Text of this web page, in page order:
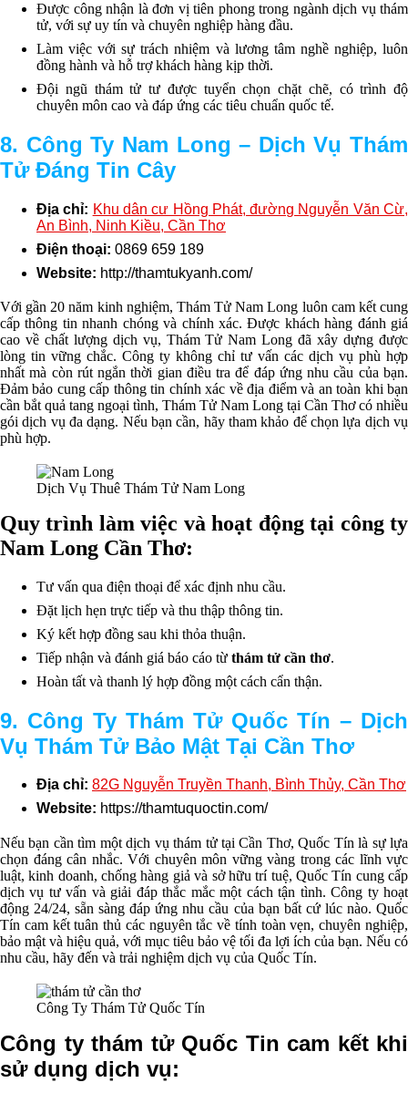
Được công nhận là đơn vị tiên phong trong ngành dịch vụ thám
tử, với sự uy tín và chuyên nghiệp hàng đầu.
Làm việc với sự trách nhiệm và lương tâm nghề nghiệp, luôn
đồng hành và hỗ trợ khách hàng kịp thời.
Đội ngũ thám tử tư được tuyển chọn chặt chẽ, có trình độ
chuyên môn cao và đáp ứng các tiêu chuẩn quốc tế.
8. Công Ty Nam Long – Dịch Vụ Thám
Tử Đáng Tin Cây
Địa chỉ: Khu dân cư Hồng Phát, đường Nguyễn Văn Cừ,
An Bình, Ninh Kiều, Cần Thơ
Điện thoại: 0869 659 189
Website: http://thamtukyanh.com/
Với gần 20 năm kinh nghiệm, Thám Tử Nam Long luôn cam kết cung
cấp thông tin nhanh chóng và chính xác. Được khách hàng đánh giá
cao về chất lượng dịch vụ, Thám Tử Nam Long đã xây dựng được
lòng tin vững chắc. Công ty không chỉ tư vấn các dịch vụ phù hợp
nhất mà còn rút ngắn thời gian điều tra để đáp ứng nhu cầu của bạn.
Đảm bảo cung cấp thông tin chính xác về địa điểm và an toàn khi bạn
cần bắt quả tang ngoại tình, Thám Tử Nam Long tại Cần Thơ có nhiều
gói dịch vụ đa dạng. Nếu bạn cần, hãy tham khảo để chọn lựa dịch vụ
phù hợp.
Dịch Vụ Thuê Thám Tử Nam Long
Quy trình làm việc và hoạt động tại công ty
Nam Long Cần Thơ:
Tư vấn qua điện thoại để xác định nhu cầu.
Đặt lịch hẹn trực tiếp và thu thập thông tin.
Ký kết hợp đồng sau khi thỏa thuận.
Tiếp nhận và đánh giá báo cáo từ thám tử cần thơ.
Hoàn tất và thanh lý hợp đồng một cách cẩn thận.
9. Công Ty Thám Tử Quốc Tín – Dịch
Vụ Thám Tử Bảo Mật Tại Cần Thơ
Địa chỉ: 82G Nguyễn Truyền Thanh, Bình Thủy, Cần Thơ
Website: https://thamtuquoctin.com/
Nếu bạn cần tìm một dịch vụ thám tử tại Cần Thơ, Quốc Tín là sự lựa
chọn đáng cân nhắc. Với chuyên môn vững vàng trong các lĩnh vực
luật, kinh doanh, chống hàng giả và sở hữu trí tuệ, Quốc Tín cung cấp
dịch vụ tư vấn và giải đáp thắc mắc một cách tận tình. Công ty hoạt
động 24/24, sẵn sàng đáp ứng nhu cầu của bạn bất cứ lúc nào. Quốc
Tín cam kết tuân thủ các nguyên tắc về tính toàn vẹn, chuyên nghiệp,
bảo mật và hiệu quả, với mục tiêu bảo vệ tối đa lợi ích của bạn. Nếu có
nhu cầu, hãy đến và trải nghiệm dịch vụ của Quốc Tín.
Công Ty Thám Tử Quốc Tín
Công ty thám tử Quốc Tin cam kết khi
sử dụng dịch vụ: